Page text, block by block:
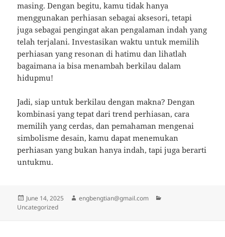
masing. Dengan begitu, kamu tidak hanya
menggunakan perhiasan sebagai aksesori, tetapi
juga sebagai pengingat akan pengalaman indah yang
telah terjalani. Investasikan waktu untuk memilih
perhiasan yang resonan di hatimu dan lihatlah
bagaimana ia bisa menambah berkilau dalam
hidupmu!
Jadi, siap untuk berkilau dengan makna? Dengan
kombinasi yang tepat dari trend perhiasan, cara
memilih yang cerdas, dan pemahaman mengenai
simbolisme desain, kamu dapat menemukan
perhiasan yang bukan hanya indah, tapi juga berarti
untukmu.
Posted
on
June 14, 2025 Author
engbengtian@gmail.com
Uncategorized